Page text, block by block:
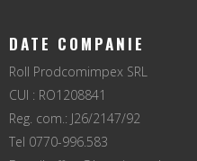
DATE COMPANIE
Roll Prodcomimpex SRL
CUI : RO1208841
Reg. com.: J26/2147/92
Tel 0770-996.583